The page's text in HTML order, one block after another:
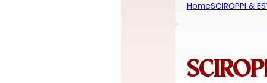
HomeSCIROPPI &